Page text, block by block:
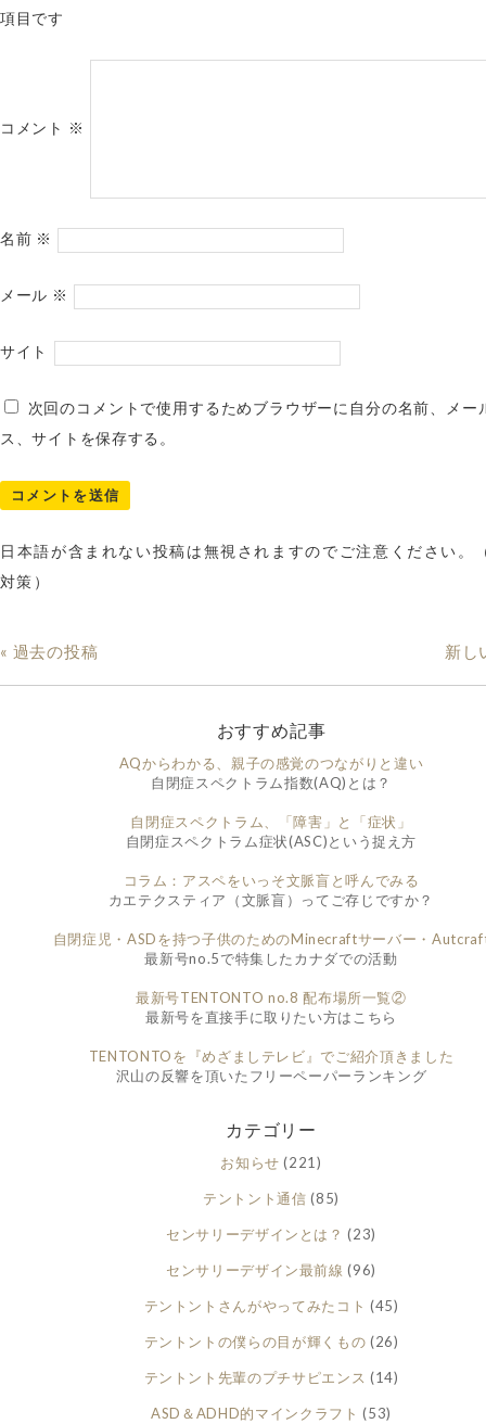
項目です
コメント ※
名前 ※
メール ※
サイト
次回のコメントで使用するためブラウザーに自分の名前、メー
ス、サイトを保存する。
日本語が含まれない投稿は無視されますのでご注意ください。
対策）
« 過去の投稿 新し
おすすめ記事
AQからわかる、親子の感覚のつながりと違い
自閉症スペクトラム指数(AQ)とは？
自閉症スペクトラム、「障害」と「症状」
自閉症スペクトラム症状(ASC)という捉え方
コラム：アスペをいっそ文脈盲と呼んでみる
カエテクスティア（文脈盲）ってご存じですか？
自閉症児・ASDを持つ子供のためのMinecraftサーバー・
最新号no.5で特集したカナダでの活動
最新号TENTONTO no.8 配布場所一覧②
最新号を直接手に取りたい方はこちら
TENTONTOを『めざましテレビ』でご紹介頂きました
沢山の反響を頂いたフリーペーパーランキング
カテゴリー
お知らせ (221)
テントント通信 (85)
センサリーデザインとは？ (23)
センサリーデザイン最前線 (96)
テントントさんがやってみたコト (45)
テントントの僕らの目が輝くもの (26)
テントント先輩のプチサピエンス (14)
ASD＆ADHD的マインクラフト (53)